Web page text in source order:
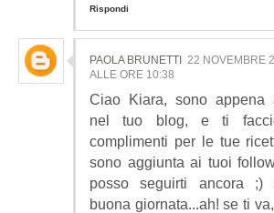
Rispondi
PAOLA BRUNETTI
22 NOVEMBRE
ALLE ORE 10:38
Ciao Kiara, sono appena
nel tuo blog, e ti
complimenti per le tue
sono aggiunta ai tuoi
posso seguirti ancora ;)
buona giornata...ah! se ti